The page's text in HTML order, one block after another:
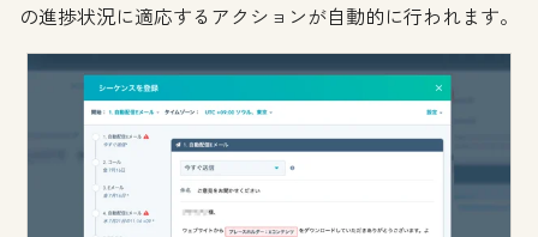
の進捗状況に適応するアクションが自動的に行われます。